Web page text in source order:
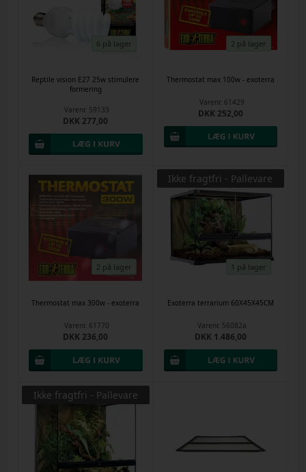
6 på lager
Reptile vision E27 25w stimulere
formering
Varenr. 59133
DKK 277,00
2 på lager
Thermostat max 100w - exoterra
Varenr. 61429
DKK 252,00
2 på lager
Thermostat max 300w - exoterra
Varenr. 61770
DKK 236,00
1 på lager
Exoterra terrarium 60X45X45CM
Varenr. 56082a
DKK 1.486,00
Ikke fragtfri - Pallevare
Ikke fragtfri - Pallevare